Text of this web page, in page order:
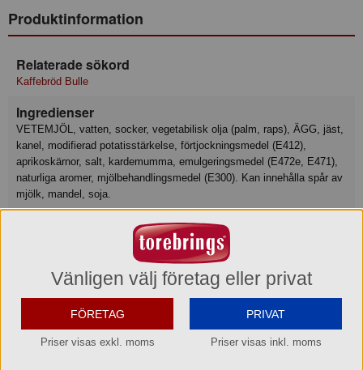
Produktinformation
Relaterade sökord
Kaffebröd Bulle
Ingredienser
VETEMJÖL, vatten, socker, vegetabilisk olja (palm, raps), ÄGG, jäst,
kanel, modifierad potatisstärkelse, förtjockningsmedel (E412),
aprikoskärnor, salt, kardemumma, emulgeringsmedel (E472e, E471),
naturliga aromer, mjölbehandlingsmedel (E300). Kan innehålla spår av
mjölk, mandel, soja.
Basmängdsdeklaration: 100 Gram
Näringsvärden:
Energi 1313 kJ
Energi 312 kcal
Protein 6.2 g
Kolhydrat 48 g
Vänligen välj företag eller privat
FÖRETAG
Priser visas exkl. moms
PRIVAT
Priser visas inkl. moms